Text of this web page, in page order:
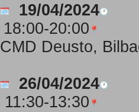
19/04/2024
18:00-20:00
CMD Deusto,
26/04/2024
11:30-13:30